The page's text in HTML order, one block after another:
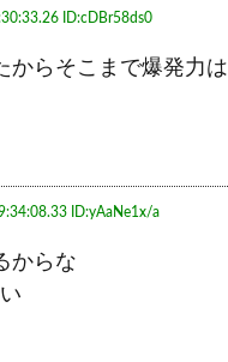
ID:cDBr58ds0
からそこまで爆発力
ID:yAaNe1x/a
からな